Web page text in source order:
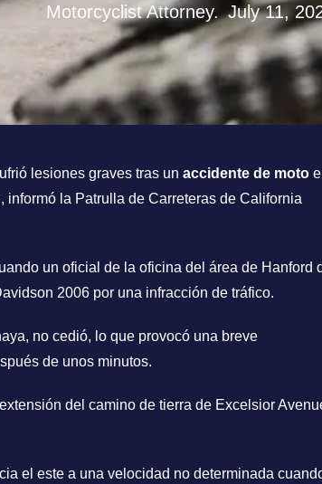
Motorcyclist Attorney. July 11,
lesiones graves tras un accidente de moto
la Patrulla de Carreteras de California
un oficial de la oficina del área de Hanford
2006 por una infracción de tráfico.
no cedió, lo que provocó una breve
de unos minutos.
del camino de tierra de Excelsior
el este a una velocidad no determinada